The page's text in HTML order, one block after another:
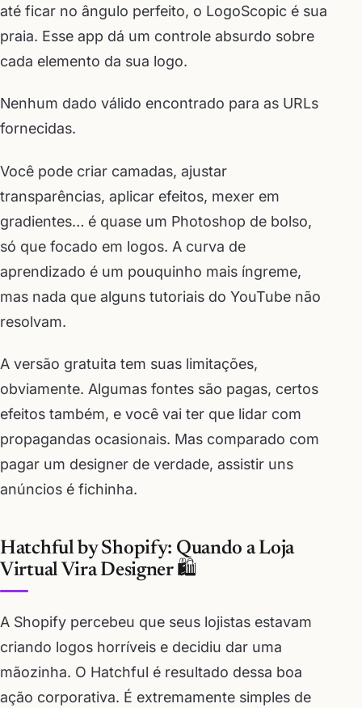
até ficar no ângulo perfeito, o LogoScopic é sua
praia. Esse app dá um controle absurdo sobre
cada elemento da sua logo.
Nenhum dado válido encontrado para as URLs
fornecidas.
Você pode criar camadas, ajustar
transparências, aplicar efeitos, mexer em
gradientes… é quase um Photoshop de bolso,
só que focado em logos. A curva de
aprendizado é um pouquinho mais íngreme,
mas nada que alguns tutoriais do YouTube não
resolvam.
A versão gratuita tem suas limitações,
obviamente. Algumas fontes são pagas, certos
efeitos também, e você vai ter que lidar com
propagandas ocasionais. Mas comparado com
pagar um designer de verdade, assistir uns
anúncios é fichinha.
Hatchful by Shopify: Quando a Loja
Virtual Vira Designer 🛍️
A Shopify percebeu que seus lojistas estavam
criando logos horríveis e decidiu dar uma
mãozinha. O Hatchful é resultado dessa boa
ação corporativa. É extremamente simples de